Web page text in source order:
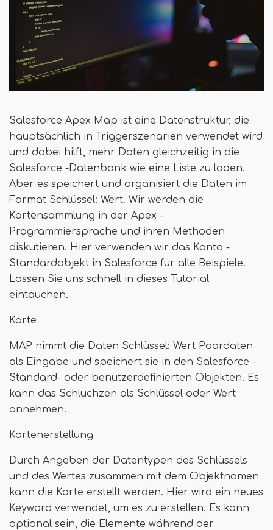
Salesforce Apex Map ist eine Datenstruktur, die
hauptsächlich in Triggerszenarien verwendet wird
und dabei hilft, mehr Daten gleichzeitig in die
Salesforce -Datenbank wie eine Liste zu laden.
Aber es speichert und organisiert die Daten im
Format Schlüssel: Wert. Wir werden die
Kartensammlung in der Apex -
Programmiersprache und ihren Methoden
diskutieren. Hier verwenden wir das Konto -
Standardobjekt in Salesforce für alle Beispiele.
Lassen Sie uns schnell in dieses Tutorial
eintauchen.
Karte
MAP nimmt die Daten Schlüssel: Wert Paardaten
als Eingabe und speichert sie in den Salesforce -
Standard- oder benutzerdefinierten Objekten. Es
kann das Schluchzen als Schlüssel oder Wert
annehmen.
Kartenerstellung
Durch Angeben der Datentypen des Schlüssels
und des Wertes zusammen mit dem Objektnamen
kann die Karte erstellt werden. Hier wird ein neues
Keyword verwendet, um es zu erstellen. Es kann
optional sein, die Elemente während der